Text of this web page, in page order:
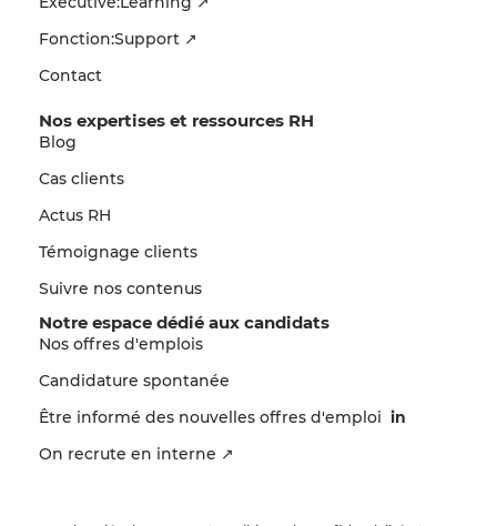
Nos expertises et ressources RH
Blog
Cas clients
Actus RH
Témoignage clients
Suivre nos contenus
Notre espace dédié aux candidats
Nos offres d'emplois
Candidature spontanée
Être informé des nouvelles offres d'emploi in
On recrute en interne ↗
Fonction:Support ↗
Contact